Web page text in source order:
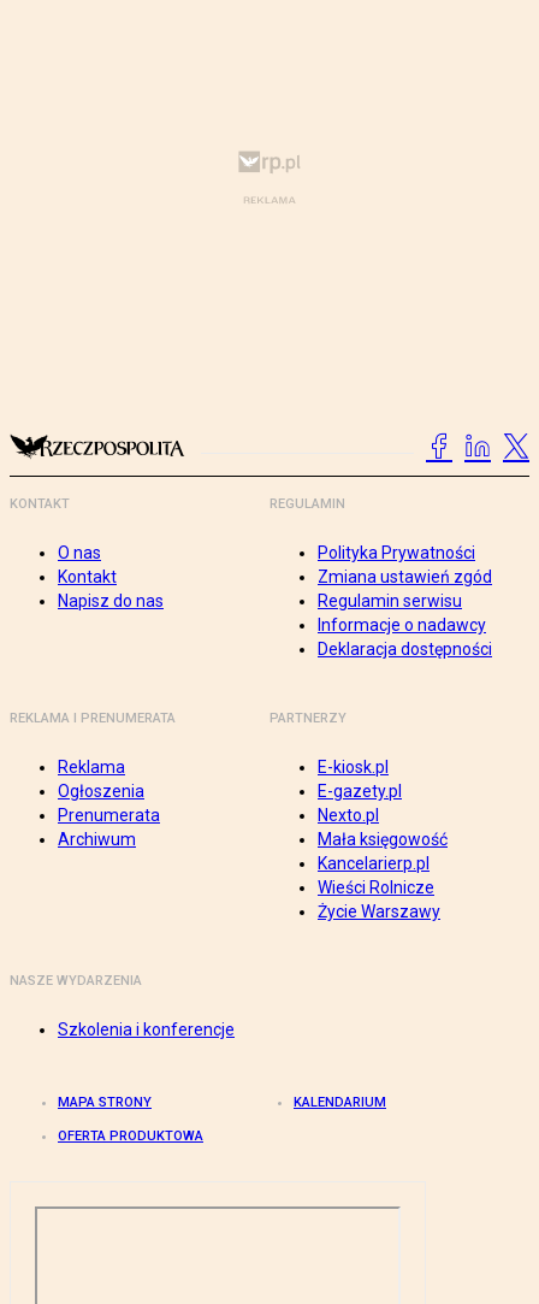
KONTAKT
O nas
Kontakt
Napisz do nas
REGULAMIN
Polityka Prywatności
Zmiana ustawień zgód
Regulamin serwisu
Informacje o nadawcy
Deklaracja dostępności
REKLAMA I PRENUMERATA
Reklama
Ogłoszenia
Prenumerata
Archiwum
PARTNERZY
E-kiosk.pl
E-gazety.pl
Nexto.pl
Mała księgowość
Kancelarierp.pl
Wieści Rolnicze
Życie Warszawy
NASZE WYDARZENIA
Szkolenia i konferencje
MAPA STRONY KALENDARIUM
OFERTA PRODUKTOWA